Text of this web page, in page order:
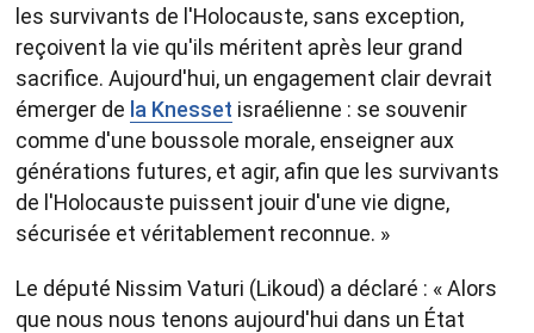
les survivants de l'Holocauste, sans exception,
reçoivent la vie qu'ils méritent après leur grand
sacrifice. Aujourd'hui, un engagement clair devrait
émerger de la Knesset israélienne : se souvenir
comme d'une boussole morale, enseigner aux
générations futures, et agir, afin que les survivants
de l'Holocauste puissent jouir d'une vie digne,
sécurisée et véritablement reconnue. »
Le député Nissim Vaturi (Likoud) a déclaré : « Alors
que nous nous tenons aujourd'hui dans un État